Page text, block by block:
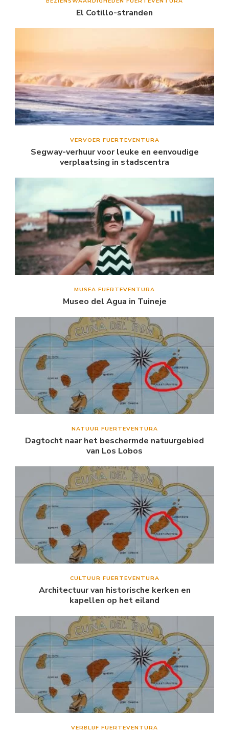
El Cotillo-stranden
VERVOER FUERTEVENTURA
Segway-verhuur voor leuke en eenvoudige
verplaatsing in stadscentra
MUSEA FUERTEVENTURA
Museo del Agua in Tuineje
NATUUR FUERTEVENTURA
Dagtocht naar het beschermde natuurgebied
van Los Lobos
CULTUUR FUERTEVENTURA
Architectuur van historische kerken en
kapellen op het eiland
VERBLIJF FUERTEVENTURA